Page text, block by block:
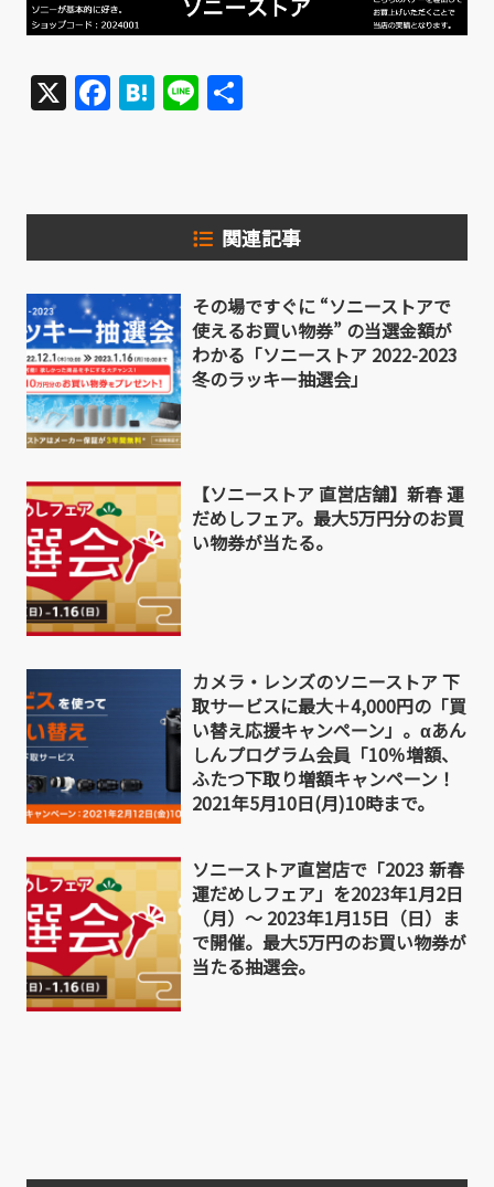
X Facebook
Hatena
Line
関連記事
その場ですぐに “ソニーストアで
使えるお買い物券” の当選金額が
わかる「ソニーストア 2022-2023
冬のラッキー抽選会」
【ソニーストア 直営店舗】新春 運
だめしフェア。最大5万円分のお買
い物券が当たる。
カメラ・レンズのソニーストア 下
取サービスに最大＋4,000円の「買
い替え応援キャンペーン」。αあん
しんプログラム会員「10％増額、
ふたつ下取り増額キャンペーン！
2021年5月10日(月)10時まで。
ソニーストア直営店で「2023 新春
運だめしフェア」を2023年1月2日
（月）～ 2023年1月15日（日）ま
で開催。最大5万円のお買い物券が
当たる抽選会。